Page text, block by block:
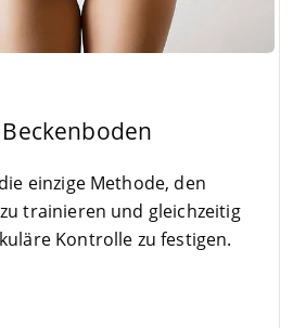
Beckenboden
ein­zi­ge Metho­de, den
trai­nie­ren und gleich­zei­tig
Kon­trol­le zu festigen.